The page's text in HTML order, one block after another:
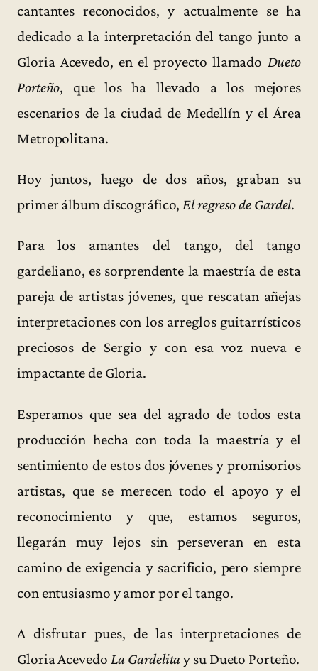
cantantes reconocidos, y actualmente se ha
dedicado a la interpretación del tango junto a
Gloria Acevedo, en el proyecto llamado Dueto
Porteño, que los ha llevado a los mejores
escenarios de la ciudad de Medellín y el Área
Metropolitana.
Hoy juntos, luego de dos años, graban su
primer álbum discográfico,El regreso de Gardel.
Para los amantes del tango, del tango
gardeliano, es sorprendente la maestría de esta
pareja de artistas jóvenes, que rescatan añejas
interpretaciones con los arreglos guitarrísticos
preciosos de Sergio y con esa voz nueva e
impactante de Gloria.
Esperamos que sea del agrado de todos esta
producción hecha con toda la maestría y el
sentimiento de estos dos jóvenes y promisorios
artistas, que se merecen todo el apoyo y el
reconocimiento y que, estamos seguros,
llegarán muy lejos sin perseveran en esta
camino de exigencia y sacrificio, pero siempre
con entusiasmo y amor por el tango.
A disfrutar pues, de las interpretaciones de
Gloria Acevedo La Gardelitay su Dueto Porteño.